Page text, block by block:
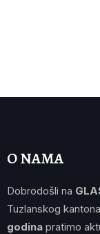
O NAMA
Dobrodošli na
Tuzlanskog
godina pratimo